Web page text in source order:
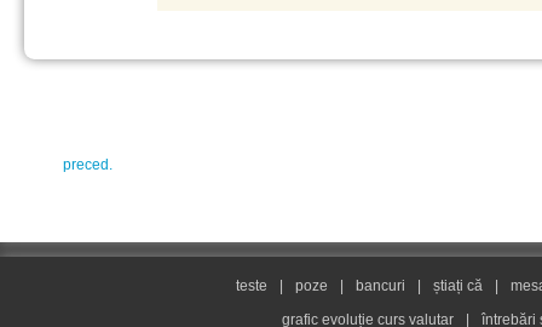
preced.
teste poze bancuri știați că
grafic evoluție curs valutar
întrebări